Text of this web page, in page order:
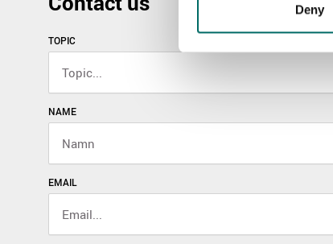
Deny
TOPIC
NAME
EMAIL